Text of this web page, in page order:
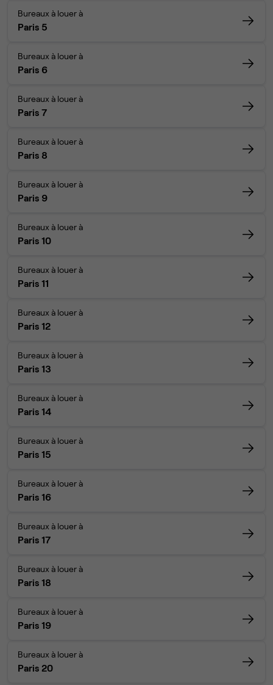
Bureaux à louer à
Paris 5
Bureaux à louer à
Paris 6
Bureaux à louer à
Paris 7
Bureaux à louer à
Paris 8
Bureaux à louer à
Paris 9
Bureaux à louer à
Paris 10
Bureaux à louer à
Paris 11
Bureaux à louer à
Paris 12
Bureaux à louer à
Paris 13
Bureaux à louer à
Paris 14
Bureaux à louer à
Paris 15
Bureaux à louer à
Paris 16
Bureaux à louer à
Paris 17
Bureaux à louer à
Paris 18
Bureaux à louer à
Paris 19
Bureaux à louer à
Paris 20